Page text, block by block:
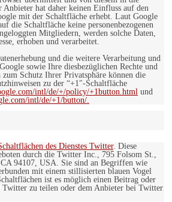
Anbieter hat daher keinen Einfluss auf den
mit der Schaltfläche erhebt. Laut Google
die Schaltfläche keine personenbezogenen
Mitgliedern, werden solche Daten,
erhoben und verarbeitet.
und die weitere Verarbeitung und
sowie Ihre diesbezüglichen Rechte und
Schutz Ihrer Privatsphäre können die
zu der “+1″-Schaltfläche
intl/de/+/policy/+1button.html und
intl/de/+1/button/.
des Dienstes Twitter. Diese
durch die Twitter Inc., 795 Folsom St.,
94107, USA. Sie sind an Begriffen wie
mit einem stillisierten blauen Vogel
ist es möglich einen Beitrag oder
Twitter zu teilen oder dem Anbieter bei Twitter